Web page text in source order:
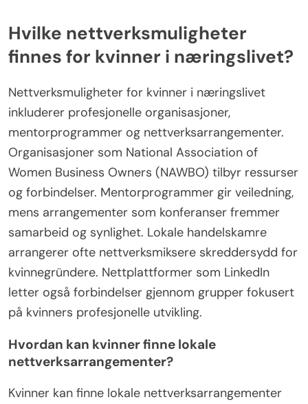
Hvilke nettverksmuligheter
finnes for kvinner i næringslivet?
Nettverksmuligheter for kvinner i næringslivet
inkluderer profesjonelle organisasjoner,
mentorprogrammer og nettverksarrangementer.
Organisasjoner som National Association of
Women Business Owners (NAWBO) tilbyr ressurser
og forbindelser. Mentorprogrammer gir veiledning,
mens arrangementer som konferanser fremmer
samarbeid og synlighet. Lokale handelskamre
arrangerer ofte nettverksmiksere skreddersydd for
kvinnegründere. Nettplattformer som LinkedIn
letter også forbindelser gjennom grupper fokusert
på kvinners profesjonelle utvikling.
Hvordan kan kvinner finne lokale
nettverksarrangementer?
Kvinner kan finne lokale nettverksarrangementer